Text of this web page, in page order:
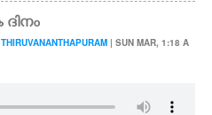
| SUN MAR, 1:18 A